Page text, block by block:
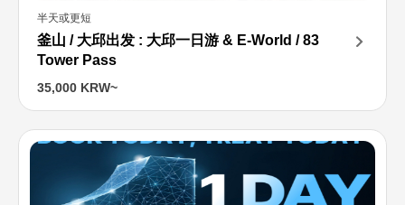
半天或更短
釜山 / 大邱出发 : 大邱一日游 & E-World / 83
Tower Pass
35,000 KRW~